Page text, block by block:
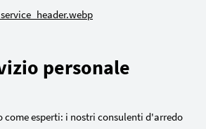
personale
come esperti: i nostri consulenti d'arredo